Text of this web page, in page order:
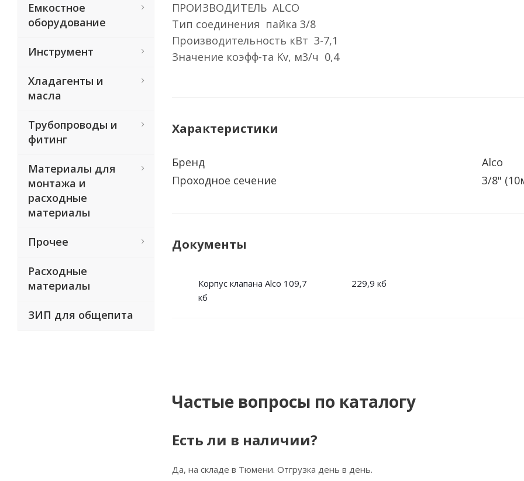
ПРОИЗВОДИТЕЛЬ ALCO
Тип соединения пайка 3/8
Производительность кВт 3-7,1
Значение коэфф-та Kv, м3/ч 0,4
Характеристики
Бренд
Alco
Проходное сечение
3/8"
Документы
Корпус клапана Alco 109,7
кб
229,9 кб
Частые вопросы по каталогу
Есть ли в наличии?
Да, на складе в Тюмени. Отгрузка день в день.
Емкостное
оборудование
Инструмент
Хладагенты и
масла
Трубопроводы и
фитинг
Материалы для
монтажа и
расходные
материалы
Прочее
Расходные
материалы
ЗИП для общепита